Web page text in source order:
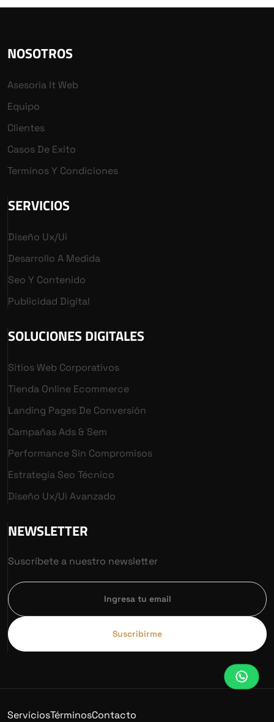
NOSOTROS
Asesoria It Web
Equipo
Clientes
Casos De Exito
Terminos Y Condiciones
SERVICIOS
Diseño Ux/ui
Desarrollo A Medida
Seo Y Contenido
Publicidad Digital
SOLUCIONES DIGITALES
Sitios Web Corporativos
Tienda Online Ecommerce
Landing Pages De Conversión
Campañas Ads & Sem
Performance Sin Compromisos
Estrategia Seo Técnico
Diseño Ux/ui Avanzado
NEWSLETTER
Suscríbete a nuestro newsletter
Suscribirme
ServiciosTérminosContacto